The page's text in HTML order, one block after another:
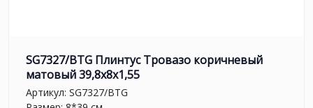
SG7327/BTG Плинтус Тровазо коричневый
матовый 39,8x8x1,55
Артикул: SG7327/BTG